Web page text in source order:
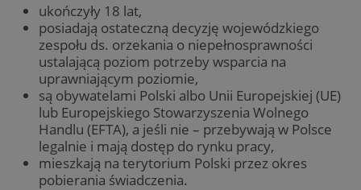
ukończyły 18 lat,
posiadają ostateczną decyzję wojewódzkiego
zespołu ds. orzekania o niepełnosprawności
ustalającą poziom potrzeby wsparcia na
uprawniającym poziomie,
są obywatelami Polski albo Unii Europejskiej (UE)
lub Europejskiego Stowarzyszenia Wolnego
Handlu (EFTA), a jeśli nie – przebywają w Polsce
legalnie i mają dostęp do rynku pracy,
mieszkają na terytorium Polski przez okres
pobierania świadczenia.